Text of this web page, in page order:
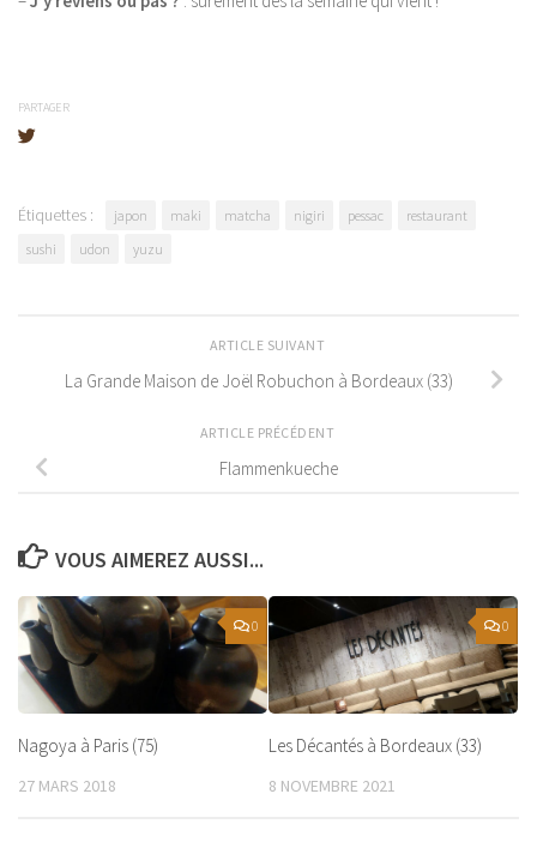
PARTAGER
Étiquettes : japon maki matcha nigiri pessac
restaurant
sushi
udon yuzu
ARTICLE SUIVANT
La Grande Maison de Joël Robuchon à Bordeaux (33)
ARTICLE PRÉCÉDENT
Flammenkueche
VOUS AIMEREZ AUSSI...
0
Nagoya à Paris (75)
27 MARS 2018
0
Les Décantés à Bordeaux (33)
8 NOVEMBRE 2021